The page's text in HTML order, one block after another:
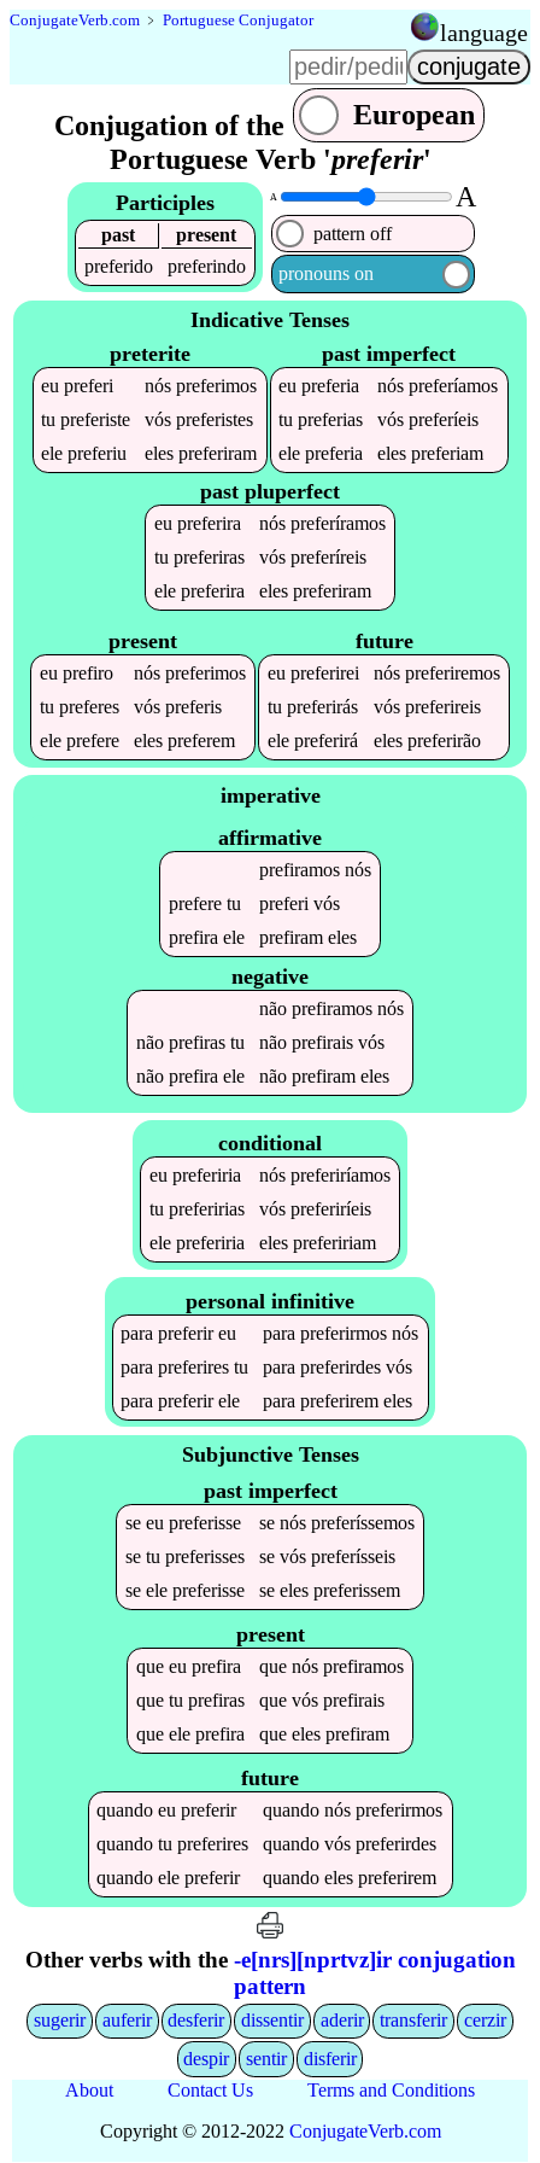
ConjugateVerb.com ﹥ Portuguese Conjugator language
Conjugation of the
European
Portuguese Verb 'preferir'
Participles
past
present
preferido
preferindo
A A
pattern off
pronouns on
Indicative Tenses
preterite
eupreferi nóspreferimos
tupreferiste vóspreferistes
elepreferiu elespreferiram
past imperfect
eupreferia nóspreferíamos
tupreferias vóspreferíeis
elepreferia elespreferiam
past pluperfect
eu preferira nós preferíramos
tu preferiras vós preferíreis
ele preferira eles preferiram
present
eu prefiro nós preferimos
tu preferes vós preferis
ele prefere eles preferem
future
eu preferirei nós preferiremos
tu preferirás vós preferireis
ele preferirá eles preferirão
imperative
affirmative
prefiramosnós
preferetu preferi vós
prefira ele prefirameles
negative
não prefiramosnós
não prefirastu não prefiraisvós
não prefira ele não prefirameles
conditional
eu preferiria nós preferiríamos
tu preferirias vós preferiríeis
ele preferiria eles prefeririam
personal infinitive
parapreferireu parapreferirmos nós
parapreferires tu parapreferirdes vós
parapreferirele parapreferirem eles
Subjunctive Tenses
past imperfect
se eu preferisse se nós preferíssemos
se tu preferisses se vós preferísseis
se ele preferisse se eles preferissem
present
que eu prefira que nós prefiramos
que tu prefiras que vós prefirais
que ele prefira que eles prefiram
future
quandoeupreferir quandonóspreferirmos
quandotupreferires quandovóspreferirdes
quandoelepreferir quandoelespreferirem
Other verbs with the -e[nrs][nprtvz]ir conjugation
pattern
sugerir auferir desferir dissentir aderir transferir
cerzir
despir
sentir
disferir
About
Contact Us
Terms and Conditions
Copyright © 2012-2022 ConjugateVerb.com